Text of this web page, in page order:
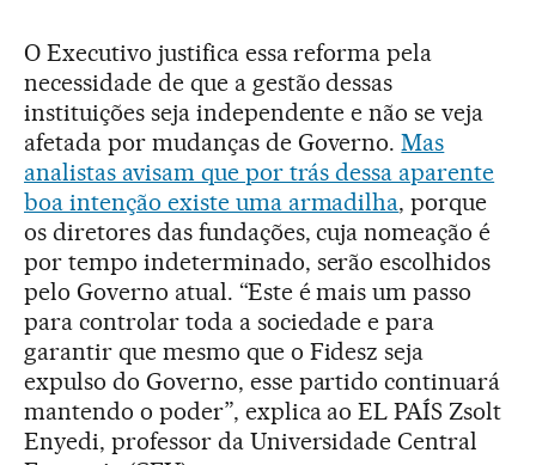
O Executivo justifica essa reforma pela
necessidade de que a gestão dessas
instituições seja independente e não se veja
afetada por mudanças de Governo.Mas
analistas avisam que por trás dessa aparente
boa intenção existe uma armadilha, porque
os diretores das fundações, cuja nomeação é
por tempo indeterminado, serão escolhidos
pelo Governo atual. “Este é mais um passo
para controlar toda a sociedade e para
garantir que mesmo que o Fidesz seja
expulso do Governo, esse partido continuará
mantendo o poder”, explica ao EL PAÍS Zsolt
Enyedi, professor da Universidade Central